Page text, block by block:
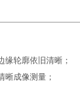
缘轮廓依旧清晰；
晰成像测量；